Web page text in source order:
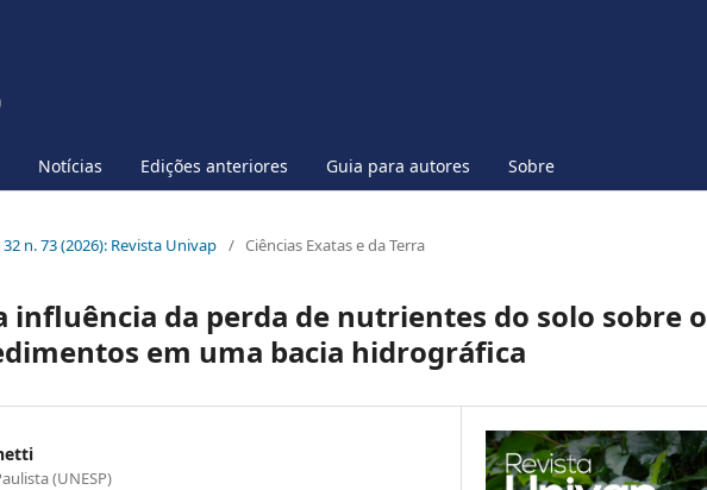
Notícias Edições anteriores Guia para autores Sobre
32 n. 73 (2026): Revista Univap / Ciências Exatas e da Terra
influência da perda de nutrientes do solo sobre o
em uma bacia hidrográfica
(UNESP)